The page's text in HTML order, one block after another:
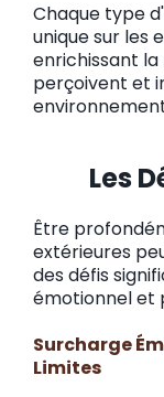
Chaque type
unique sur les
enrichissant
perçoivent et
Les
Être
extérieures
des défis
émotionnel et
Surcharge
Limites